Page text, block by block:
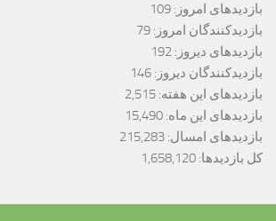
بازدیدهای امروز: 109
بازدیدکنندگان امروز: 79
بازدیدهای دیروز: 192
بازدیدکنندگان دیروز: 146
بازدیدهای این هفته: 2,515
بازدیدهای این ماه: 15,490
بازدیدهای امسال: 215,283
کل بازدیدها: 1,658,120